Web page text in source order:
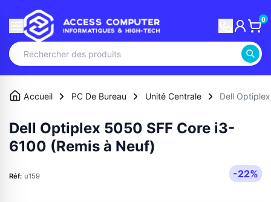
0
Accueil PC De Bureau Unité Centrale Dell
Dell Optiplex 5050 SFF Core i3-
6100 (Remis à Neuf)
Réf: u159 -22%